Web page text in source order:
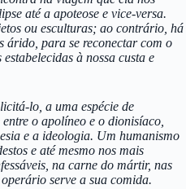
até a apoteose e vice-versa.
ou esculturas; ao contrário, há
árido, para se reconectar com o
à nossa custa e
lo, a uma espécie de
o apolíneo e o dionisíaco,
e a ideologia. Um humanismo
e até mesmo nos mais
na carne do mártir, nas
serve a sua comida.